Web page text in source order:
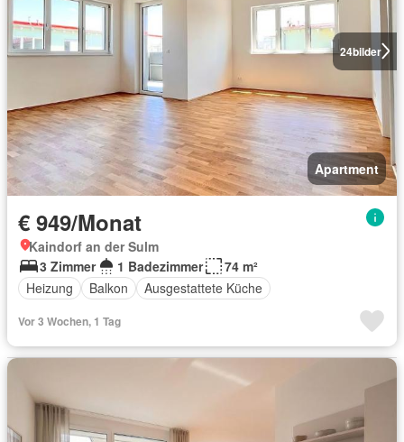
24bilder
Apartment
€ 949/Monat
Kaindorf an der Sulm
3 Zimmer
1 Badezimmer
74 m²
Heizung
Balkon Ausgestattete Küche
Vor 3 Wochen, 1 Tag